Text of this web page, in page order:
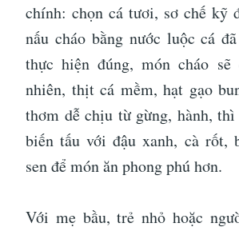
chính: chọn cá tươi, sơ chế kỹ
nấu cháo bằng nước luộc cá
thực hiện đúng, món cháo
nhiên, thịt cá mềm, hạt gạo
thơm dễ chịu từ gừng, hành,
biến tấu với đậu xanh, cà rốt,
sen để món ăn phong phú hơn.
Với mẹ bầu, trẻ nhỏ hoặc